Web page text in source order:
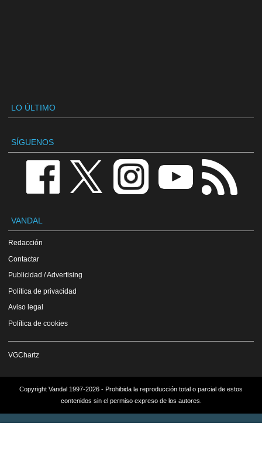
LO ÚLTIMO
SÍGUENOS
VANDAL
Redacción
Contactar
Publicidad / Advertising
Política de privacidad
Aviso legal
Política de cookies
VGChartz
Copyright Vandal 1997-2026 - Prohibida la reproducción total o parcial de estos
contenidos sin el permiso expreso de los autores.